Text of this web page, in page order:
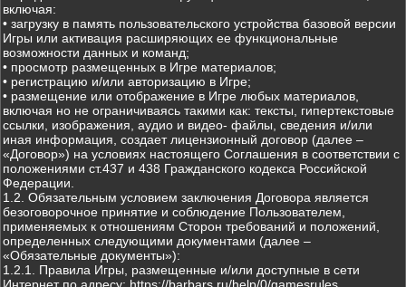
включая:
• загрузку в память пользовательского устройства базовой версии
Игры или активация расширяющих ее функциональные
возможности данных и команд;
• просмотр размещенных в Игре материалов;
• регистрацию и/или авторизацию в Игре;
• размещение или отображение в Игре любых материалов,
включая но не ограничиваясь такими как: тексты, гипертекстовые
ссылки, изображения, аудио и видео- файлы, сведения и/или
иная информация, создает лицензионный договор (далее –
«Договор») на условиях настоящего Соглашения в соответствии с
положениями ст.437 и 438 Гражданского кодекса Российской
Федерации.
1.2. Обязательным условием заключения Договора является
безоговорочное принятие и соблюдение Пользователем,
применяемых к отношениям Сторон требований и положений,
определенных следующими документами (далее –
«Обязательные документы»):
1.2.1. Правила Игры, размещенные и/или доступные в сети